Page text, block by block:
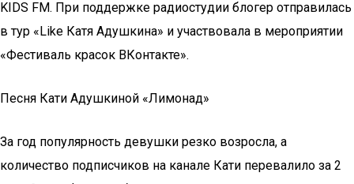
KIDS FM. При поддержке радиостудии блогер отправилась
в тур «Like Катя Адушкина» и участвовала в мероприятии
«Фестиваль красок ВКонтакте».
Песня Кати Адушкиной «Лимонад»
За год популярность девушки резко возросла, а
количество подписчиков на канале Кати перевалило за 2